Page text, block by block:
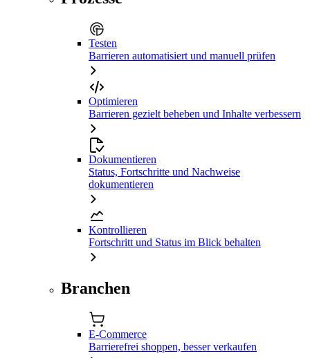
Testen
Barrieren automatisiert und manuell prüfen
Optimieren
Barrieren gezielt beheben und Inhalte verbessern
Dokumentieren
Status, Fortschritte und Nachweise
dokumentieren
Kontrollieren
Fortschritt und Status im Blick behalten
Branchen
E-Commerce
Barrierefrei shoppen, besser verkaufen